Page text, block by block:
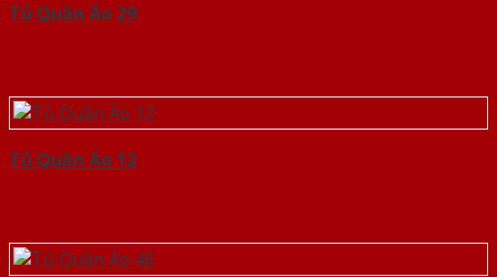
Tủ Quần Áo 29
Tủ Quần Áo 12